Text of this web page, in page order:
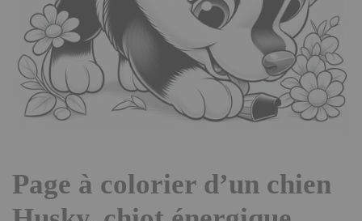
Page à colorier d’un chien